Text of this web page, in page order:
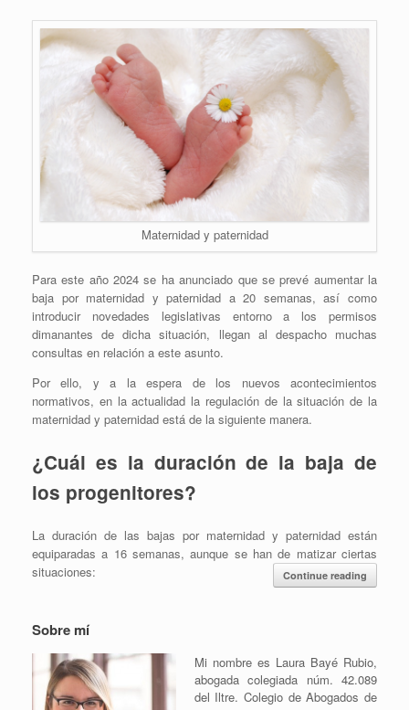
Maternidad y paternidad
Para este año 2024 se ha anunciado que se prevé aumentar la
baja por maternidad y paternidad a 20 semanas, así como
introducir novedades legislativas entorno a los permisos
dimanantes de dicha situación, llegan al despacho muchas
consultas en relación a este asunto.
Por ello, y a la espera de los nuevos acontecimientos
normativos, en la actualidad la regulación de la situación de la
maternidad y paternidad está de la siguiente manera.
¿Cuál es la duración de la baja de
los progenitores?
La duración de las bajas por maternidad y paternidad están
equiparadas a 16 semanas, aunque se han de matizar ciertas
situaciones:
Continue reading
Sobre mí
Mi nombre es Laura Bayé Rubio,
abogada colegiada núm. 42.089
del Iltre. Colegio de Abogados de